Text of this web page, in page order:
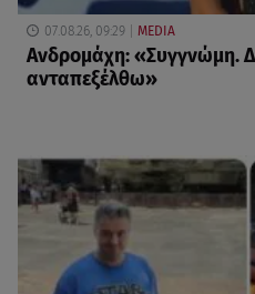
07.08.26, 09:29 MEDIA
Ανδρομάχη: «Συγγνώμη.
ανταπεξέλθω»